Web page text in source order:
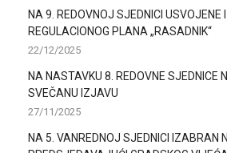
NA 9. REDOVNOJ SJEDNICI USVOJENE
REGULACIONOG PLANA „RASADNIK“
22/12/2025
NA NASTAVKU 8. REDOVNE SJEDNICE
SVEČANU IZJAVU
27/11/2025
NA 5. VANREDNOJ SJEDNICI IZABRAN